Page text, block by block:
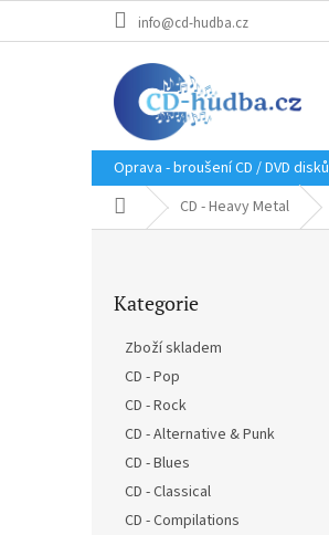
info@cd-hudba.cz
Oprava - broušení CD / DVD disků
Domů CD - Heavy Metal
kategorie
Kategorie
Zboží skladem
CD - Pop
CD - Rock
CD - Alternative & Punk
CD - Blues
CD - Classical
CD - Compilations